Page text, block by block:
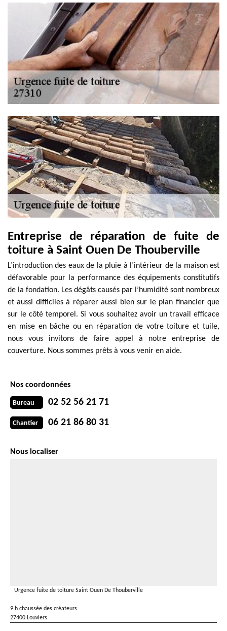
Entreprise de réparation de fuite de
toiture à Saint Ouen De Thouberville
L’introduction des eaux de la pluie à l’intérieur de la maison est
défavorable pour la performance des équipements constitutifs
de la fondation. Les dégâts causés par l’humidité sont nombreux
et aussi difficiles à réparer aussi bien sur le plan financier que
sur le côté temporel. Si vous souhaitez avoir un travail efficace
en mise en bâche ou en réparation de votre toiture et tuile,
nous vous invitons de faire appel à notre entreprise de
couverture. Nous sommes prêts à vous venir en aide.
Nos coordonnées
Bureau 02 52 56 21 71
Chantier 06 21 86 80 31
Nous localiser
Urgence fuite de toiture Saint Ouen De Thouberville
9 h chaussée des créateurs
27400 Louviers